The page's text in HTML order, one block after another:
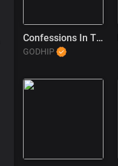
Confessions In The Pulpit (1)
GODHIP